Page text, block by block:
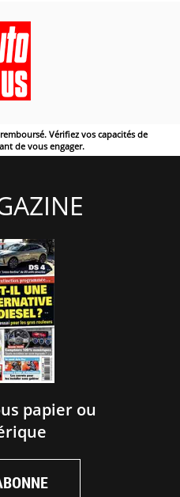
Vérifiez vos capacités de
de vous engager.
papier ou